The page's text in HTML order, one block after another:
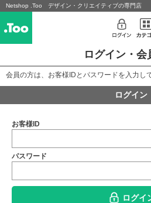
Netshop .Too デザイン・クリエイティブの専門店
ログイン・会
会員の方は、お客様IDとパスワードを入力し
ログイン
お客様ID
パスワード
ログイ